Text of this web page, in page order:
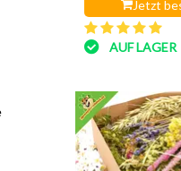
Jetzt
AUF LAGER